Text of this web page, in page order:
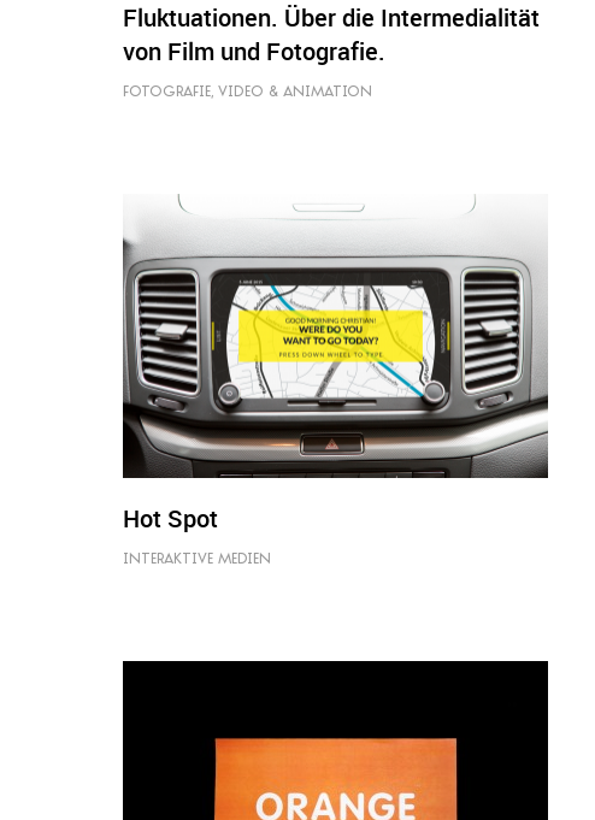
Fluktuationen. Über die Intermedialität
von Film und Fotografie.
FOTOGRAFIE, VIDEO & ANIMATION
Hot Spot
INTERAKTIVE MEDIEN